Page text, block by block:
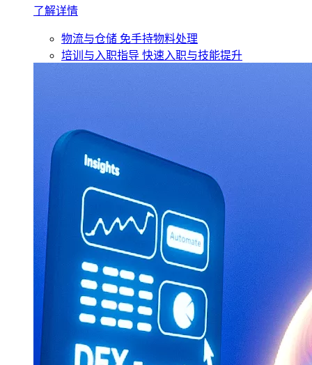
了解详情
物流与仓储 免手持物料处理
培训与入职指导 快速入职与技能提升